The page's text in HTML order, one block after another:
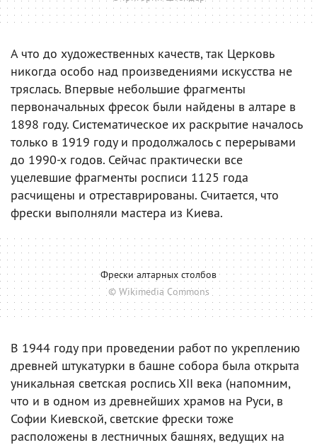
А что до художественных качеств, так Церковь
никогда особо над произведениями искусства не
тряслась. Впервые небольшие фрагменты
первоначальных фресок были найдены в алтаре в
1898 году. Систематическое их раскрытие началось
только в 1919 году и продолжалось с перерывами
до 1990-х годов. Сейчас практически все
уцелевшие фрагменты росписи 1125 года
расчищены и отреставрированы. Считается, что
фрески выполняли мастера из Киева.
Фрески алтарных столбов
© Wikimedia Commons
В 1944 году при проведении работ по укреплению
древней штукатурки в башне собора была открыта
уникальная cветская роспись XII века (напомним,
что и в одном из древнейших храмов на Руси, в
Софии Киевской, светские фрески тоже
расположены в лестничных башнях, ведущих на